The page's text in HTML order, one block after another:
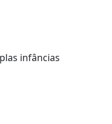
infâncias